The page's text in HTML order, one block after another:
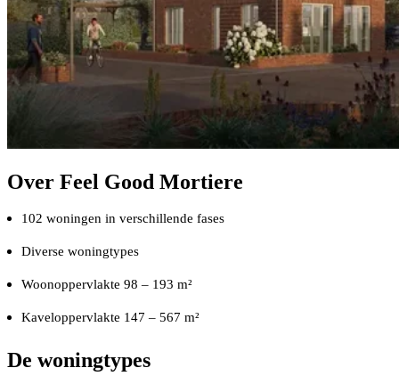
Over Feel Good Mortiere
102 woningen in verschillende fases
Diverse woningtypes
Woonoppervlakte 98 – 193 m²
Kaveloppervlakte 147 – 567 m²
De woningtypes